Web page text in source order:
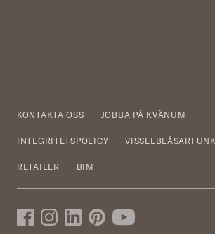
KONTAKTA OSS JOBBA PÅ KVÄNUM
INTEGRITETSPOLICY
RETAILER BIM